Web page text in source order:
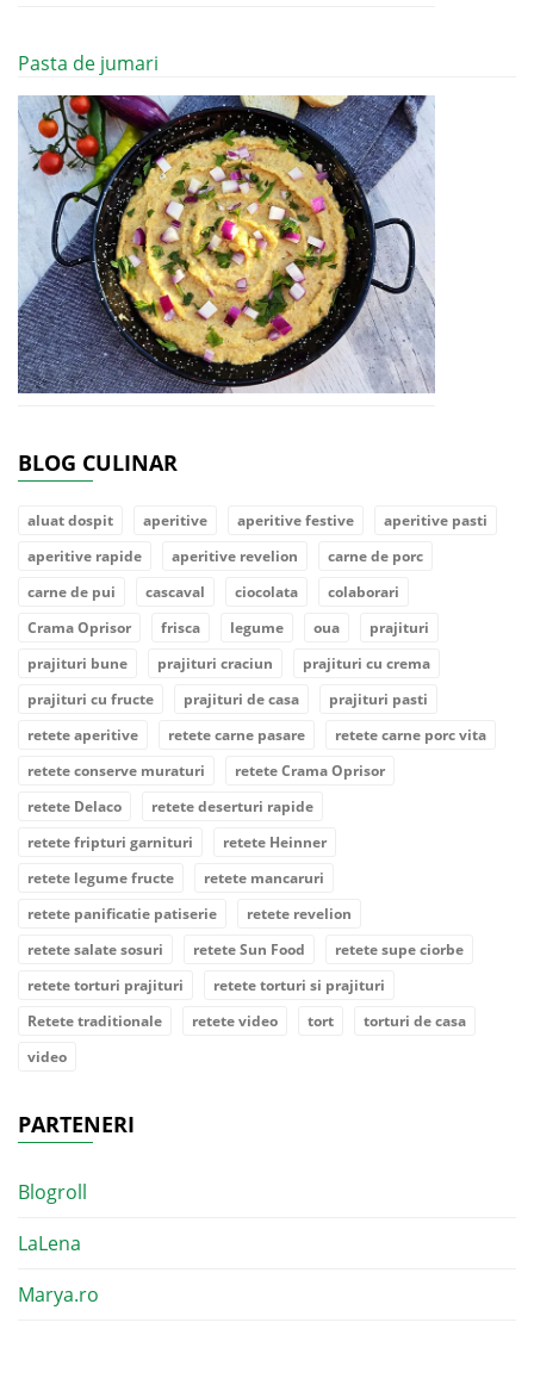
Pasta de jumari
BLOG CULINAR
aluat dospit aperitive aperitive festive
aperitive pasti
aperitive rapide
aperitive revelion
carne de porc
carne de pui
cascaval ciocolata
colaborari
Crama Oprisor
frisca legume oua
prajituri
prajituri bune
prajituri craciun
prajituri cu crema
prajituri cu fructe
prajituri de casa
prajituri pasti
retete aperitive
retete carne pasare
retete carne porc vita
retete conserve muraturi
retete Crama Oprisor
retete Delaco
retete deserturi rapide
retete fripturi garnituri
retete Heinner
retete legume fructe
retete mancaruri
retete panificatie patiserie
retete revelion
retete salate sosuri
retete Sun Food
retete supe ciorbe
retete torturi prajituri
retete torturi si prajituri
Retete traditionale
retete video tort
torturi de casa
video
PARTENERI
Blogroll
LaLena
Marya.ro